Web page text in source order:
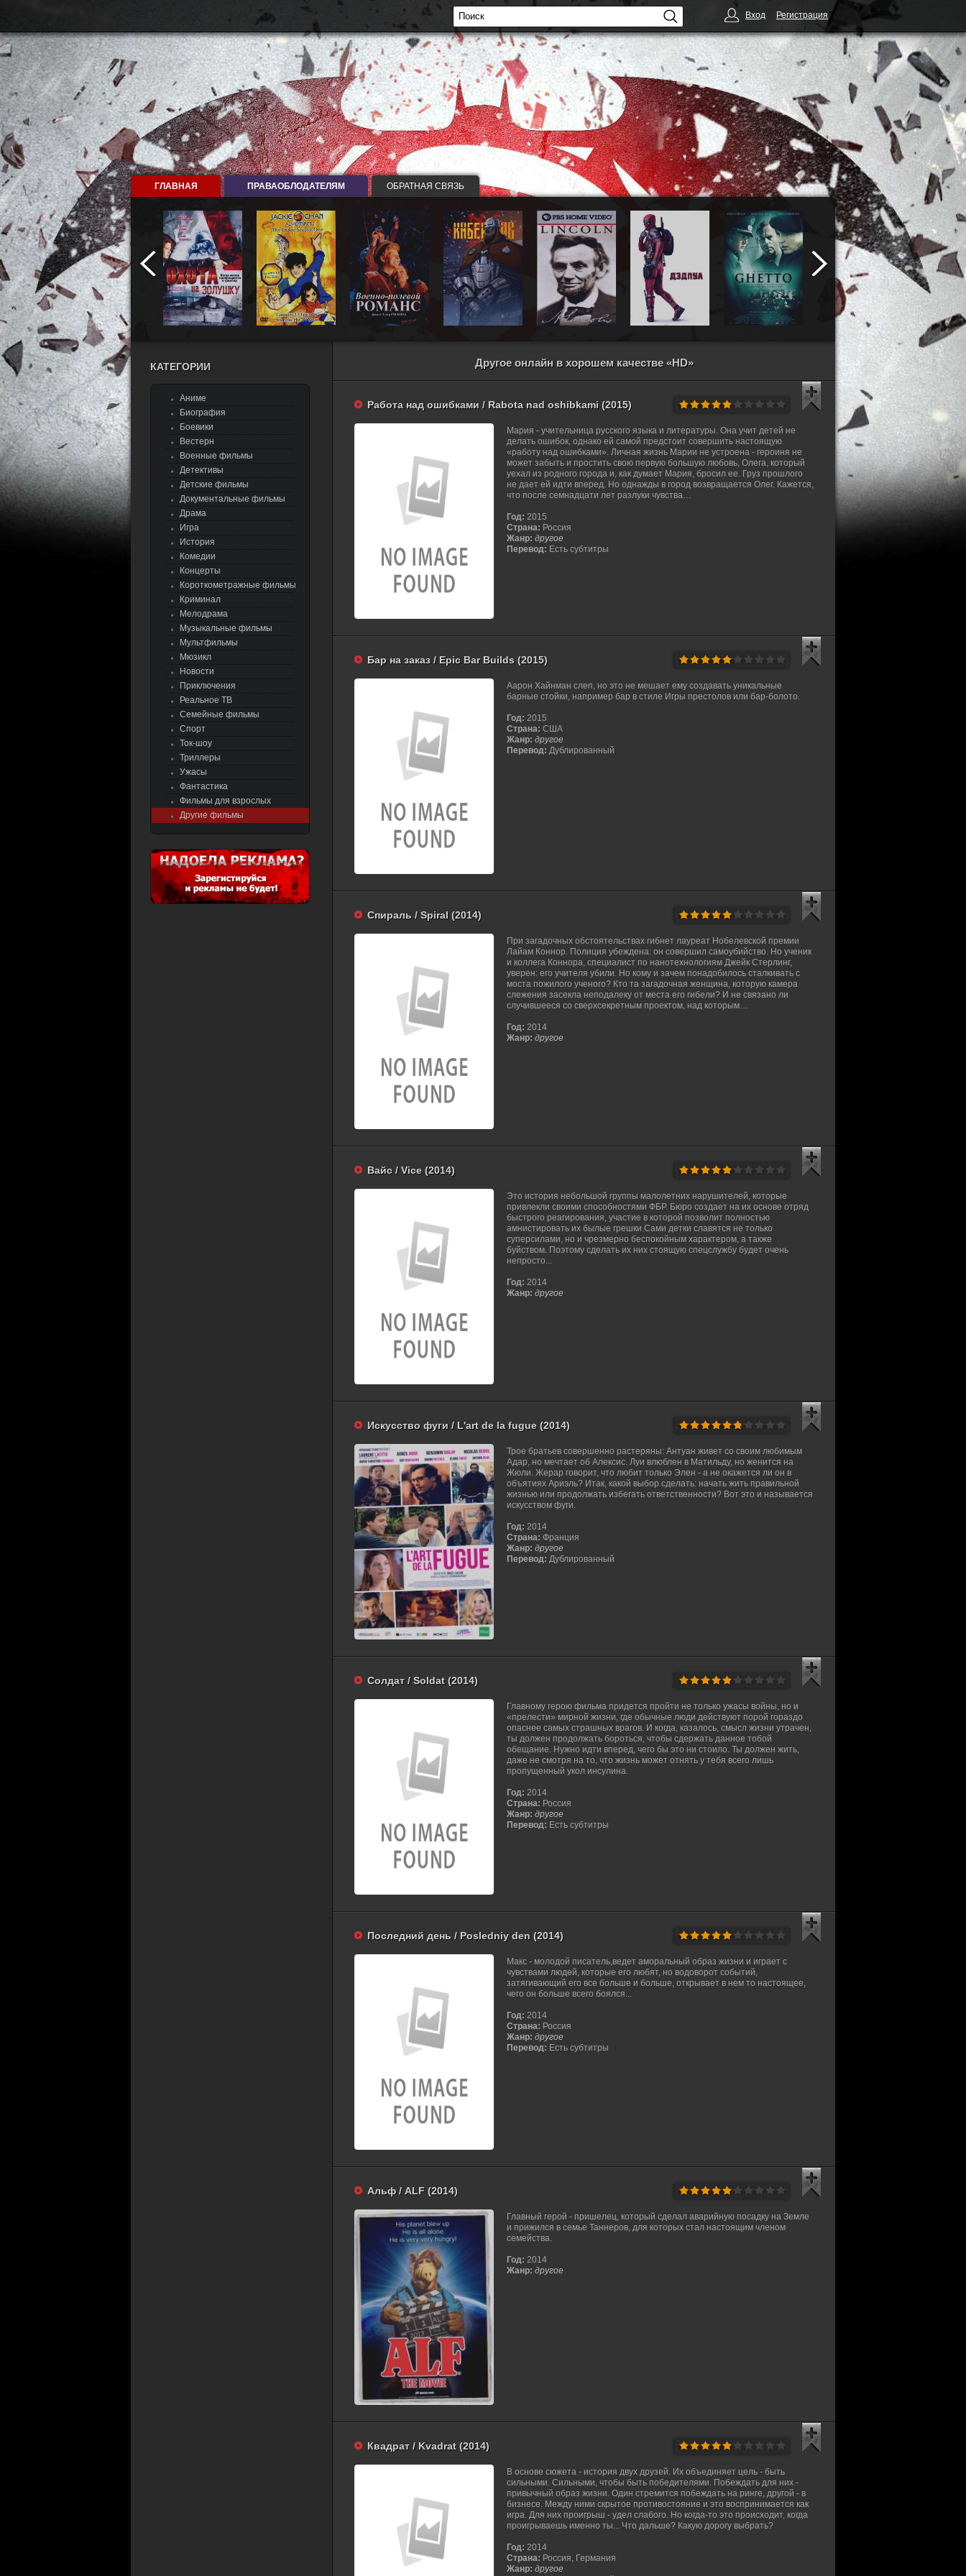
Другое онлайн в хорошем качестве «HD»
Работа над ошибками / Rabota nad oshibkami (2015)
Мария - учительница русского языка и литературы. Она учит детей не
делать ошибок, однако ей самой предстоит совершить настоящую
«работу над ошибками». Личная жизнь Марии не устроена - героиня не
может забыть и простить свою первую большую любовь, Олега, который
уехал из родного города и, как думает Мария, бросил ее. Груз прошлого
не дает ей идти вперед. Но однажды в город возвращается Олег. Кажется,
что после семнадцати лет разлуки чувства…
Год: 2015
Страна: Россия
Жанр: другое
Перевод: Есть субтитры
Бар на заказ / Epic Bar Builds (2015)
Аарон Хайнман слеп, но это не мешает ему создавать уникальные
барные стойки, например бар в стиле Игры престолов или бар-болото.
Год: 2015
Страна: США
Жанр: другое
Перевод: Дублированный
Спираль / Spiral (2014)
При загадочных обстоятельствах гибнет лауреат Нобелевской премии
Лайам Коннор. Полиция убеждена: он совершил самоубийство. Но ученик
и коллега Коннора, специалист по нанотехнологиям Джейк Стерлинг,
уверен: его учителя убили. Но кому и зачем понадобилось сталкивать с
моста пожилого ученого? Кто та загадочная женщина, которую камера
слежения засекла неподалеку от места его гибели? И не связано ли
случившееся со сверхсекретным проектом, над которым…
Год: 2014
Жанр: другое
Вайс / Vice (2014)
Это история небольшой группы малолетних нарушителей, которые
привлекли своими способностями ФБР. Бюро создает на их основе отряд
быстрого реагирования, участие в которой позволит полностью
амнистировать их былые грешки.Сами детки славятся не только
суперсилами, но и чрезмерно беспокойным характером, а также
буйством. Поэтому сделать их них стоящую спецслужбу будет очень
непросто...
Год: 2014
Жанр: другое
Искусство фуги / L'art de la fugue (2014)
Трое братьев совершенно растеряны: Антуан живет со своим любимым
Адар, но мечтает об Алексис. Луи влюблен в Матильду, но женится на
Жюли. Жерар говорит, что любит только Элен - а не окажется ли он в
объятиях Ариэль? Итак, какой выбор сделать: начать жить правильной
жизнью или продолжать избегать ответственности? Вот это и называется
искусством фуги.
Год: 2014
Страна: Франция
Жанр: другое
Перевод: Дублированный
Солдат / Soldat (2014)
Главному герою фильма придется пройти не только ужасы войны, но и
«прелести» мирной жизни, где обычные люди действуют порой гораздо
опаснее самых страшных врагов. И когда, казалось, смысл жизни утрачен,
ты должен продолжать бороться, чтобы сдержать данное тобой
обещание. Нужно идти вперед, чего бы это ни стоило. Ты должен жить,
даже не смотря на то, что жизнь может отнять у тебя всего лишь
пропущенный укол инсулина.
Год: 2014
Страна: Россия
Жанр: другое
Перевод: Есть субтитры
Последний день / Posledniy den (2014)
Макс - молодой писатель,ведет аморальный образ жизни и играет с
чувствами людей, которые его любят, но водоворот событий,
затягивающий его все больше и больше, открывает в нем то настоящее,
чего он больше всего боялся...
Год: 2014
Страна: Россия
Жанр: другое
Перевод: Есть субтитры
Альф / ALF (2014)
Главный герой - пришелец, который сделал аварийную посадку на Земле
и прижился в семье Таннеров, для которых стал настоящим членом
семейства.
Год: 2014
Жанр: другое
Квадрат / Kvadrat (2014)
В основе сюжета - история двух друзей. Их объединяет цель - быть
сильными. Сильными, чтобы быть победителями. Побеждать для них -
привычный образ жизни. Один стремится побеждать на ринге, другой - в
бизнесе. Между ними скрытое противостояние и это воспринимается как
игра. Для них проигрыш - удел слабого. Но когда-то это происходит, когда
проигрываешь именно ты... Что дальше? Какую дорогу выбрать?
Год: 2014
Страна: Россия, Германия
Жанр: другое
КАТЕГОРИИ
Аниме
Биография
Боевики
Вестерн
Военные фильмы
Детективы
Детские фильмы
Документальные фильмы
Драма
Игра
История
Комедии
Концерты
Короткометражные фильмы
Криминал
Мелодрама
Музыкальные фильмы
Мультфильмы
Мюзикл
Новости
Приключения
Реальное ТВ
Семейные фильмы
Спорт
Ток-шоу
Триллеры
Ужасы
Фантастика
Фильмы для взрослых
Другие фильмы
ГЛАВНАЯ ПРАВАОБЛОДАТЕЛЯМ ОБРАТНАЯ СВЯЗЬ
Вход Регистрация